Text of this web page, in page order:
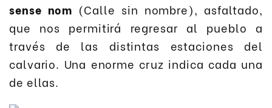
sense nom (Calle sin nombre), asfaltado,
que nos permitirá regresar al pueblo a
través de las distintas estaciones del
calvario. Una enorme cruz indica cada una
de ellas.